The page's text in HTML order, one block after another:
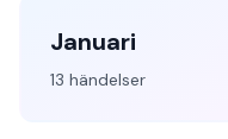
Januari
13 händelser